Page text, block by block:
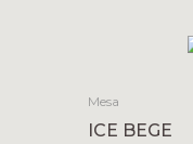
Mesa
ICE BEGE